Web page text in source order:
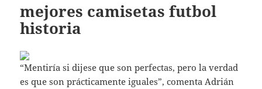
mejores camisetas futbol
historia
“Mentiría si dijese que son perfectas, pero la verdad
es que son prácticamente iguales”, comenta Adrián